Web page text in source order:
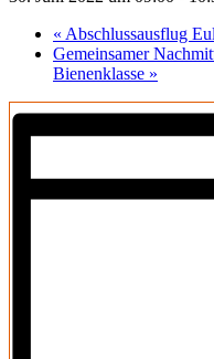
« Abschlussausflug
Gemeinsamer
Bienenklasse »